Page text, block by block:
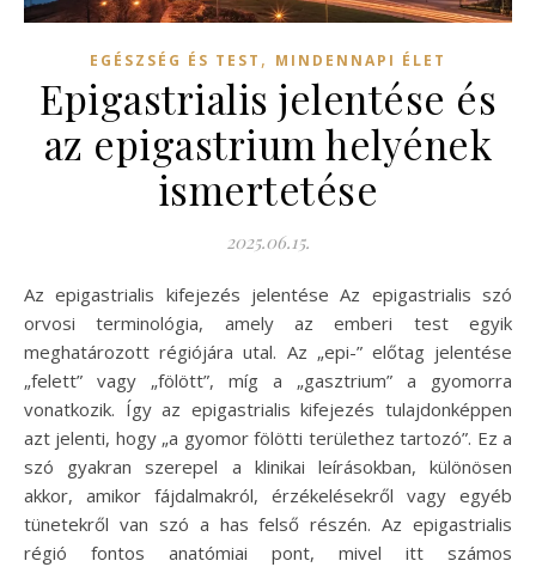
EGÉSZSÉG ÉS TEST , MINDENNAPI ÉLET
Epigastrialis jelentése és
az epigastrium helyének
ismertetése
2025.06.15.
Az epigastrialis kifejezés jelentése Az epigastrialis szó
orvosi terminológia, amely az emberi test egyik
meghatározott régiójára utal. Az „epi-” előtag jelentése
„felett” vagy „fölött”, míg a „gasztrium” a gyomorra
vonatkozik. Így az epigastrialis kifejezés tulajdonképpen
azt jelenti, hogy „a gyomor fölötti területhez tartozó”. Ez a
szó gyakran szerepel a klinikai leírásokban, különösen
akkor, amikor fájdalmakról, érzékelésekről vagy egyéb
tünetekről van szó a has felső részén. Az epigastrialis
régió fontos anatómiai pont, mivel itt számos